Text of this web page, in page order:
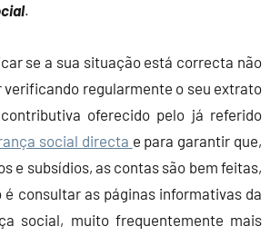
.
se a sua situação está correcta não
verificando regularmente o seu extrato
oferecido pelo já referido
social directa e para garantir que,
e subsídios, as contas são bem feitas,
é consultar as páginas informativas da
social, muito frequentemente mais